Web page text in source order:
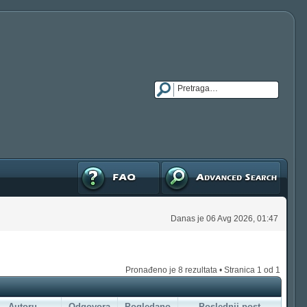
Napredna pretraga
FAQ
Danas je 06 Avg 2026, 01:47
Pronađeno je 8 rezultata • Stranica 1 od 1